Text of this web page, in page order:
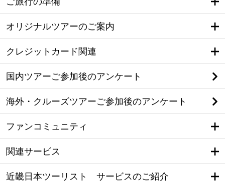
オリジナルツアーのご案内
クレジットカード関連
国内ツアーご参加後のアンケート
海外・クルーズツアーご参加後のアンケート
ファンコミュニティ
関連サービス
近畿日本ツーリスト サービスのご紹介